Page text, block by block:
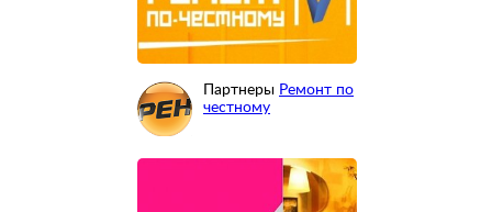
Партнеры Ремонт по
честному